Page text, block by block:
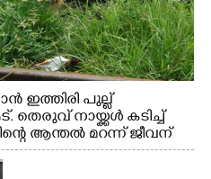
ഇത്തിരി പുല്ല്
നായ്ക്കൾ കടിച്ച്
ആന്തൽ മറന്ന് ജീവന്
വാത്തുരുത്തിയിൽ